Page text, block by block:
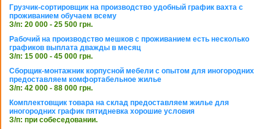
Грузчик-сортировщик на производство удобный график вахта с
проживанием обучаем всему
З/п: 20 000 - 25 500 грн.
Рабочий на производство мешков с проживанием есть несколько
графиков выплата дважды в месяц
З/п: 15 000 - 45 000 грн.
Сборщик-монтажник корпусной мебели с опытом для иногородних
предоставляем комфортабельное жилье
З/п: 42 000 - 88 000 грн.
Комплектовщик товара на склад предоставляем жилье для
иногородних график пятидневка хорошие условия
З/п: при собеседовании.